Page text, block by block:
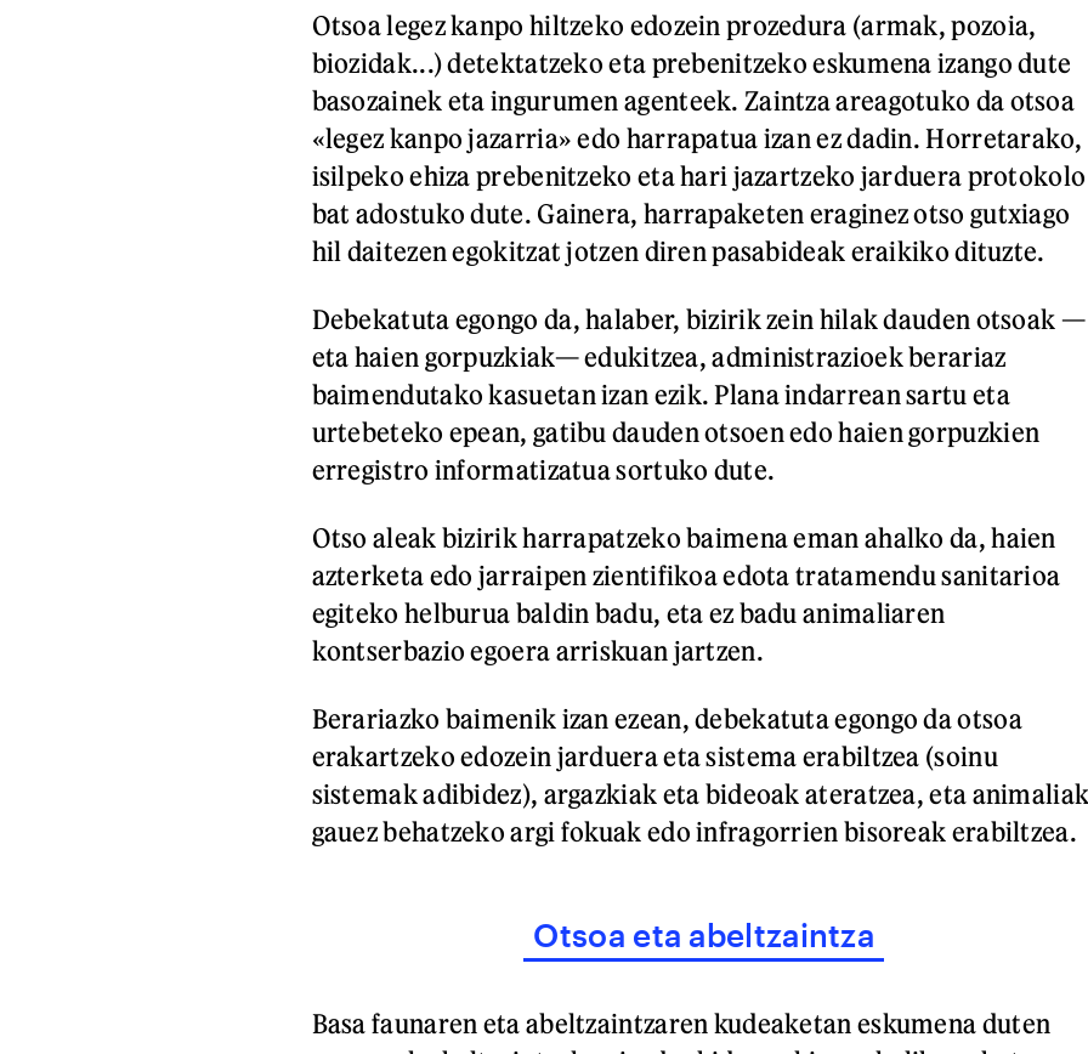
Otsoa legez kanpo hiltzeko edozein prozedura (armak, pozoia,
biozidak...) detektatzeko eta prebenitzeko eskumena izango dute
basozainek eta ingurumen agenteek. Zaintza areagotuko da otsoa
«legez kanpo jazarria» edo harrapatua izan ez dadin. Horretarako,
isilpeko ehiza prebenitzeko eta hari jazartzeko jarduera protokolo
bat adostuko dute. Gainera, harrapaketen eraginez otso gutxiago
hil daitezen egokitzat jotzen diren pasabideak eraikiko dituzte.
Debekatuta egongo da, halaber, bizirik zein hilak dauden otsoak —
eta haien gorpuzkiak— edukitzea, administrazioek berariaz
baimendutako kasuetan izan ezik. Plana indarrean sartu eta
urtebeteko epean, gatibu dauden otsoen edo haien gorpuzkien
erregistro informatizatua sortuko dute.
Otso aleak bizirik harrapatzeko baimena eman ahalko da, haien
azterketa edo jarraipen zientifikoa edota tratamendu sanitarioa
egiteko helburua baldin badu, eta ez badu animaliaren
kontserbazio egoera arriskuan jartzen.
Berariazko baimenik izan ezean, debekatuta egongo da otsoa
erakartzeko edozein jarduera eta sistema erabiltzea (soinu
sistemak adibidez), argazkiak eta bideoak ateratzea, eta animaliak
gauez behatzeko argi fokuak edo infragorrien bisoreak erabiltzea.
Otsoa eta abeltzaintza
Basa faunaren eta abeltzaintzaren kudeaketan eskumena duten